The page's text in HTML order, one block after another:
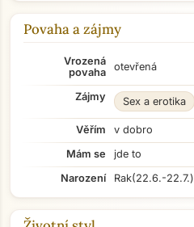
Povaha a zájmy
Vrozená
povaha
otevřená
Zájmy Sex a erotika
Věřím
v dobro
Mám se
jde to
Narození
Rak(22.6.-22.7.)